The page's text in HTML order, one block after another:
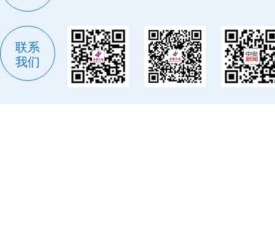
联系
我们